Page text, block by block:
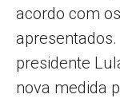
acordo com
presidente
nova medida